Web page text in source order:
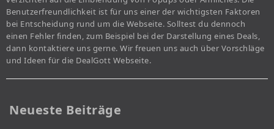
Benutzerfreundlichkeit ist für uns einer der wichtigsten Faktoren
bei Entscheidung rund um die Webseite. Solltest du dennoch
einen Fehler finden, zum Beispiel bei der Darstellung eines Deals,
dann kontaktiere uns gerne. Wir freuen uns auch über Vorschläge
und Ideen für die DealGott Webseite.
Neueste Beiträge